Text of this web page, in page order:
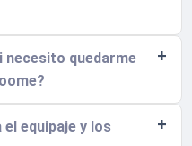
necesito quedarme
equipaje y los